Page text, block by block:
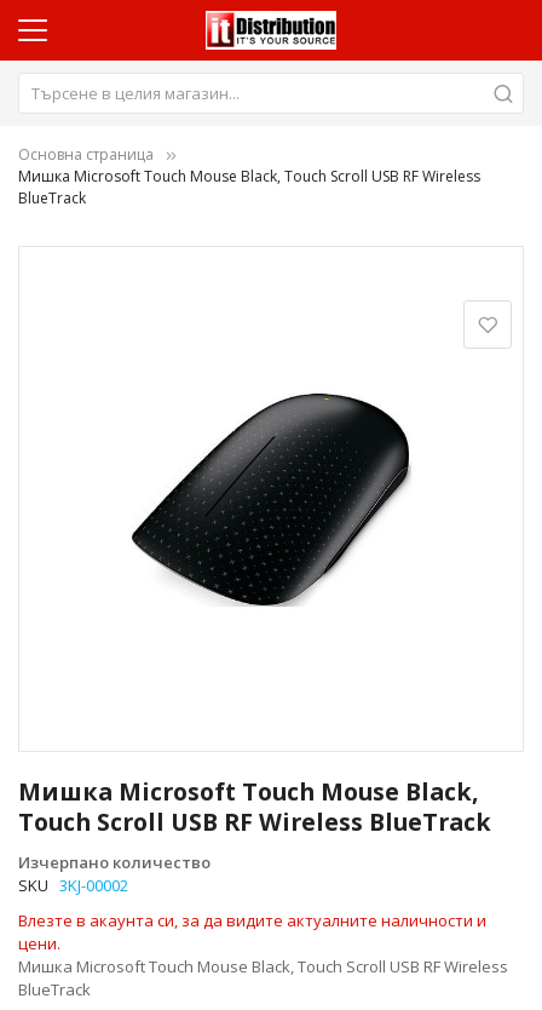
Основна страница
Мишка Microsoft Touch Mouse Black, Touch Scroll USB RF Wireless
BlueTrack
Мишка Microsoft Touch Mouse Black,
Touch Scroll USB RF Wireless BlueTrack
Изчерпано количество
SKU 3KJ-00002
Влезте в акаунта си, за да видите актуалните наличности и
цени.
Мишка Microsoft Touch Mouse Black, Touch Scroll USB RF Wireless
BlueTrack
към
началото
на
галерия
със